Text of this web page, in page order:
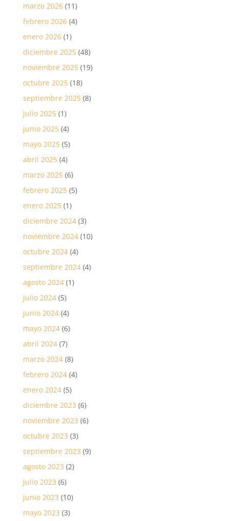
marzo 2026(11)
febrero 2026(4)
enero 2026(1)
diciembre 2025(48)
noviembre 2025(19)
octubre 2025(18)
septiembre 2025(8)
julio 2025(1)
junio 2025(4)
mayo 2025(5)
abril 2025(4)
marzo 2025(6)
febrero 2025(5)
enero 2025(1)
diciembre 2024(3)
noviembre 2024(10)
octubre 2024(4)
septiembre 2024(4)
agosto 2024(1)
julio 2024(5)
junio 2024(4)
mayo 2024(6)
abril 2024(7)
marzo 2024(8)
febrero 2024(4)
enero 2024(5)
diciembre 2023 (6)
noviembre 2023 (6)
octubre 2023 (3)
septiembre 2023 (9)
agosto 2023 (2)
julio 2023 (6)
junio 2023 (10)
mayo 2023 (3)